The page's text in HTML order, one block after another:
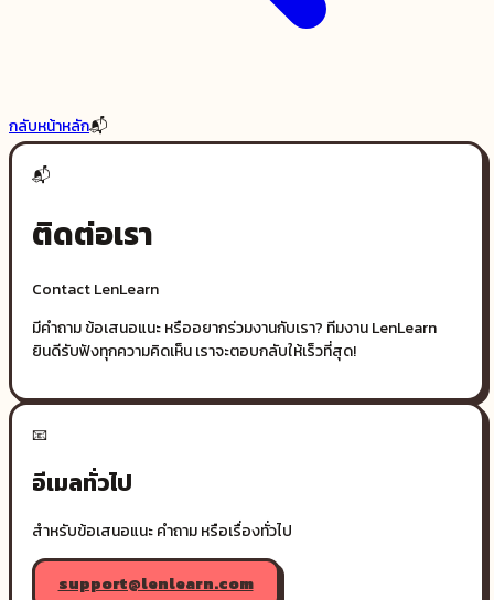
กลับหน้าหลัก📬
📬
ติดต่อเรา
Contact LenLearn
มีคำถาม ข้อเสนอแนะ หรืออยากร่วมงานกับเรา? ทีมงาน LenLearn
ยินดีรับฟังทุกความคิดเห็น เราจะตอบกลับให้เร็วที่สุด!
📧
อีเมลทั่วไป
สำหรับข้อเสนอแนะ คำถาม หรือเรื่องทั่วไป
support@lenlearn.com